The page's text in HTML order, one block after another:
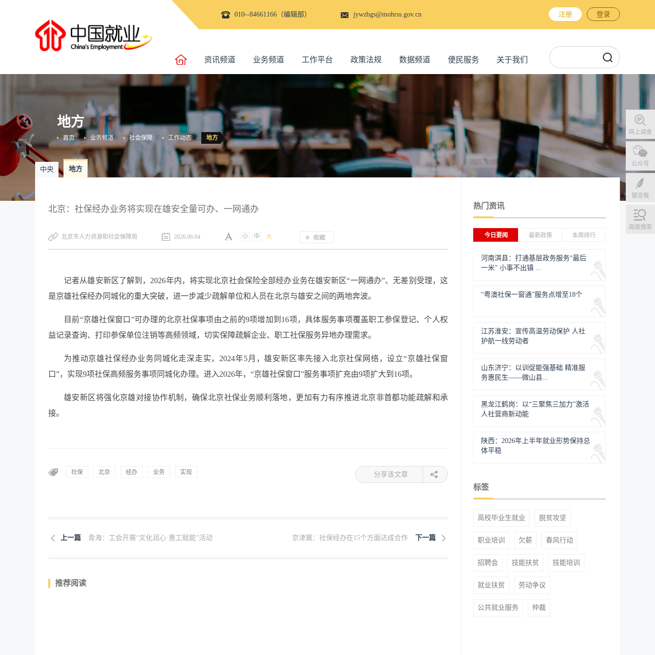
010--84661166（编辑部） jywzbgs@mohrss.gov.cn 注册 登录
资讯频道 业务频道 工作平台 政策法规 数据频道 便民服务 关于我们
网上调查
公众号
留言板
高级搜索
地方
地方
工作动态
社会保障
业务频道
首页
中央 地方
北京：社保经办业务将实现在雄安全量可办、一网通办
北京市人力资源和社会保障局 2026.06.04 小 中 大
记者从雄安新区了解到，2026年内，将实现北京社会保险全部经办业务在雄安新区“一网通办”、无差别受理，这
是京雄社保经办同城化的重大突破，进一步减少疏解单位和人员在北京与雄安之间的两地奔波。
目前“京雄社保窗口”可办理的北京社保事项由之前的9项增加到16项，具体服务事项覆盖职工参保登记、个人权
益记录查询、打印参保单位注销等高频领域，切实保障疏解企业、职工社保服务异地办理需求。
为推动京雄社保经办业务同城化走深走实，2024年5月，雄安新区率先接入北京社保网络，设立“京雄社保窗
口”，实现9项社保高频服务事项同城化办理。进入2026年，“京雄社保窗口”服务事项扩充由9项扩大到16项。
雄安新区将强化京雄对接协作机制，确保北京社保业务顺利落地，更加有力有序推进北京非首都功能疏解和承
接。
社保 北京 经办 业务 实现 分享该文章
上一篇 青海：工会开展“文化润心·惠工赋能”活动 下一篇
京津冀：社保经办在15个方面达成合作
推荐阅读
热门资讯
今日要闻 最新政策 本周排行
河南淇县：打通基层政务服务“最后
一米” 小事不出镇 ...
“粤澳社保一窗通”服务点增至18个
江苏淮安：宣传高温劳动保护 人社
护航一线劳动者
山东济宁：以训促能强基础 精准服
务惠民生——微山县...
黑龙江鹤岗：以“三聚焦三加力”激活
人社营商新动能
陕西：2026年上半年就业形势保持总
体平稳
标签
高校毕业生就业 脱贫攻坚
职业培训 欠薪 春风行动
招聘会 技能扶贫 技能培训
就业扶贫 劳动争议
公共就业服务 仲裁